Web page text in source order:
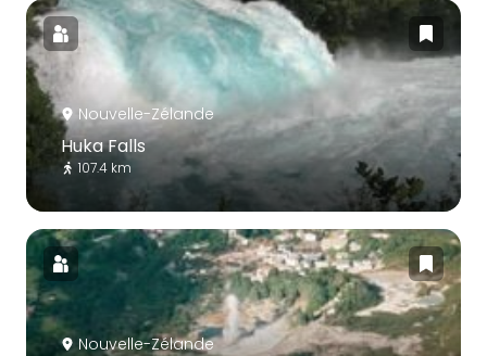
Nouvelle-Zélande
Huka Falls
107.4 km
Nouvelle-Zélande